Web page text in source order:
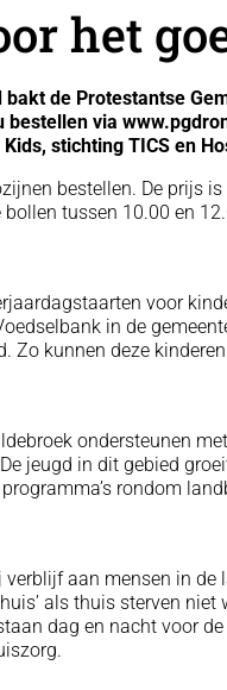
het
bakt de Protestantse
bestellen via
stichting TICS en
bestellen. De prijs
tussen 10.00 en
voor
in de
Zo kunnen deze
ondersteunen
jeugd in dit gebied
rondom
aan mensen in
als thuis sterven
dag en nacht voor